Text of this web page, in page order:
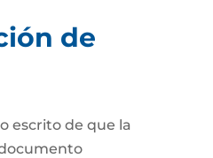
de
escrito de que la